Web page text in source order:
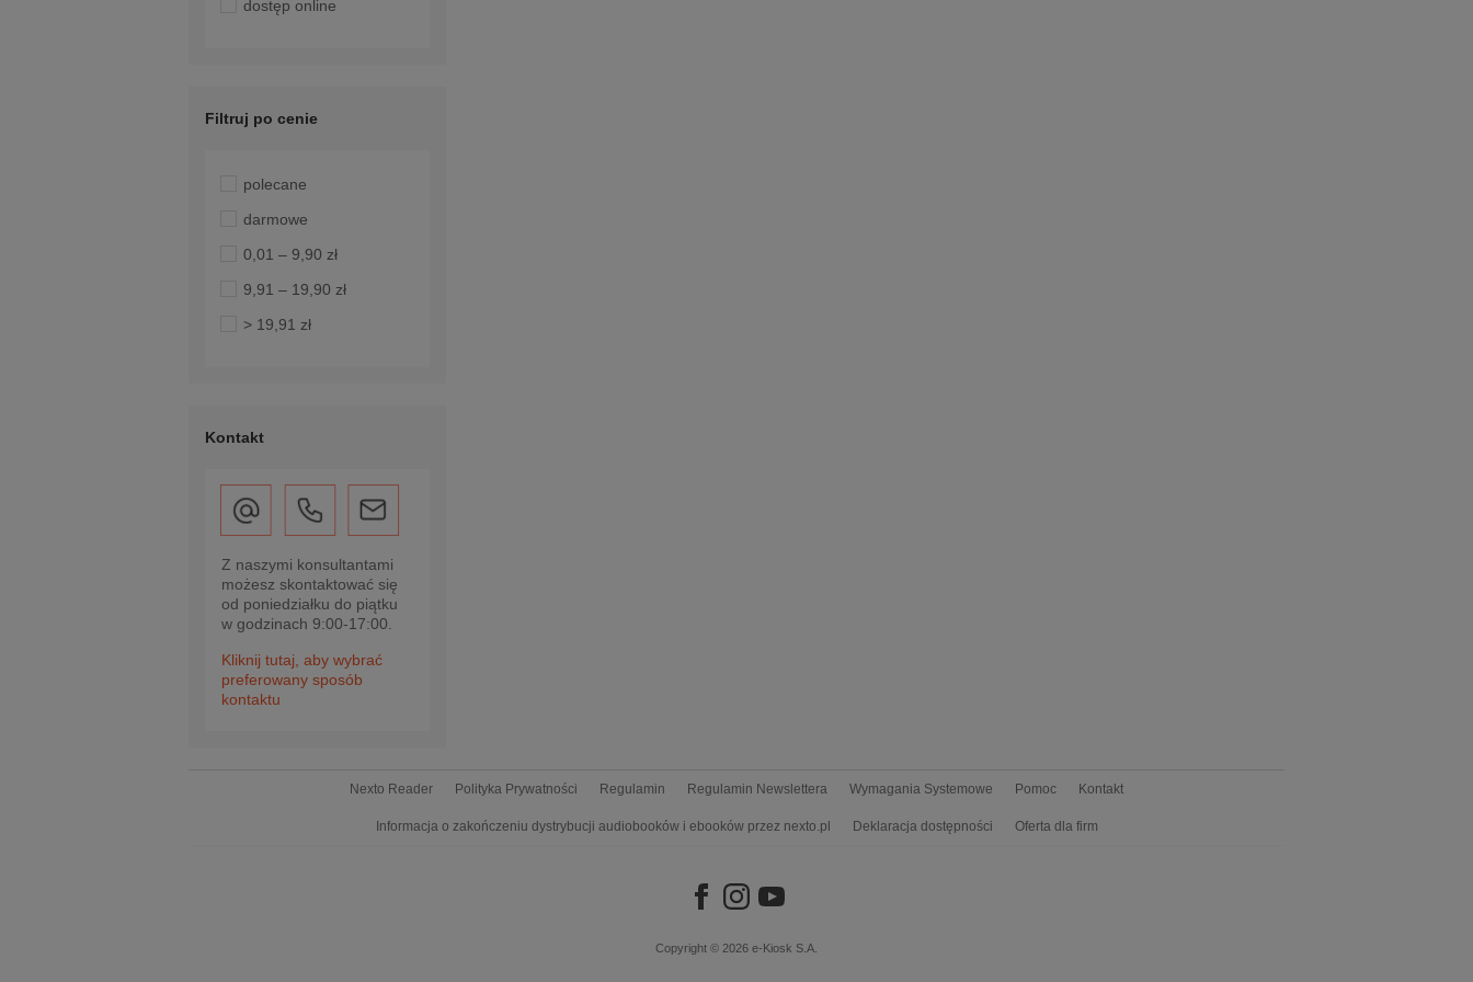
dostęp online
Filtruj po cenie
polecane
darmowe
0,01 – 9,90 zł
9,91 – 19,90 zł
> 19,91 zł
Kontakt
Z naszymi konsultantami
możesz skontaktować się
od poniedziałku do piątku
w godzinach 9:00-17:00.
Kliknij tutaj, aby wybrać
preferowany sposób
kontaktu
Nexto Reader Polityka Prywatności Regulamin Regulamin Newslettera Wymagania Systemowe Pomoc Kontakt
Informacja o zakończeniu dystrybucji audiobooków i ebooków przez nexto.pl Deklaracja dostępności Oferta dla firm
Copyright © 2026 e-Kiosk S.A.